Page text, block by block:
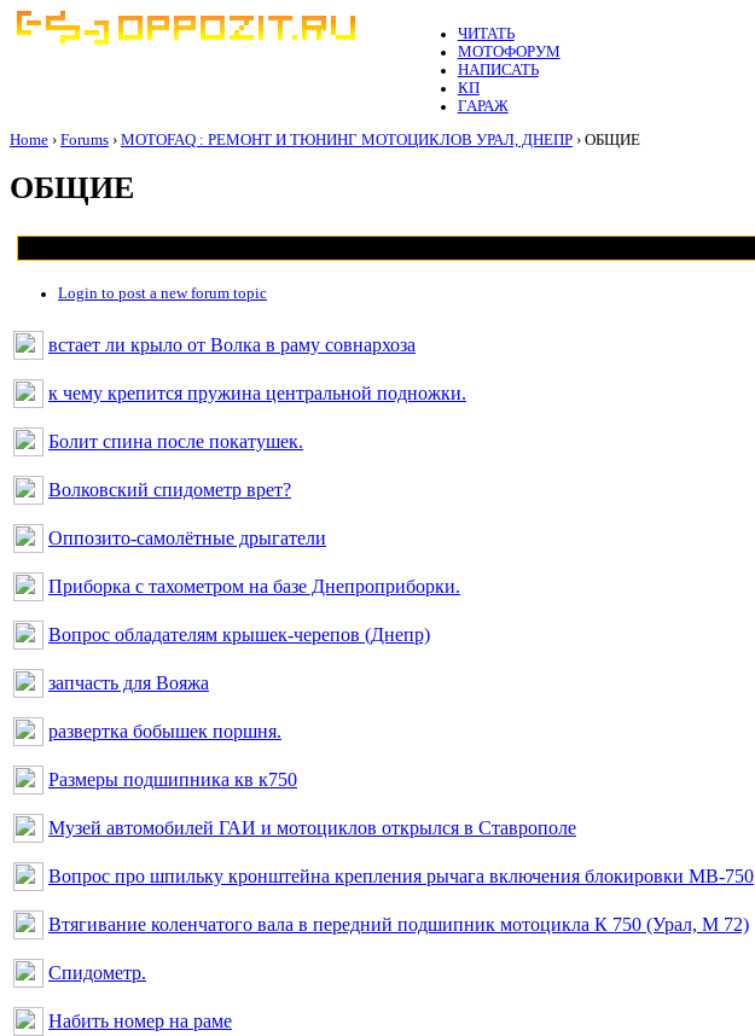
ЧИТАТЬ
МОТОФОРУМ
НАПИСАТЬ
КП
ГАРАЖ
Home › Forums › MOTOFAQ : РЕМОНТ И ТЮНИНГ МОТОЦИКЛОВ УРАЛ, ДНЕПР › ОБЩИЕ
ОБЩИЕ
Login to post a new forum topic
встает ли крыло от Волка в раму совнархоза
к чему крепится пружина центральной подножки.
Болит спина после покатушек.
Волковский спидометр врет?
Оппозито-самолётные дрыгатели
Приборка с тахометром на базе Днепроприборки.
Вопрос обладателям крышек-черепов (Днепр)
запчасть для Вояжа
развертка бобышек поршня.
Размеры подшипника кв к750
Музей автомобилей ГАИ и мотоциклов открылся в Ставрополе
Вопрос про шпильку кронштейна крепления рычага включения блокировки МВ-750
Втягивание коленчатого вала в передний подшипник мотоцикла К 750 (Урал, М 72)
Спидометр.
Набить номер на раме